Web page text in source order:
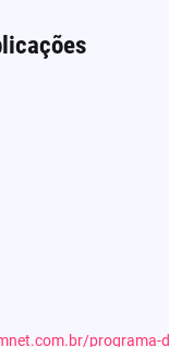
programa-